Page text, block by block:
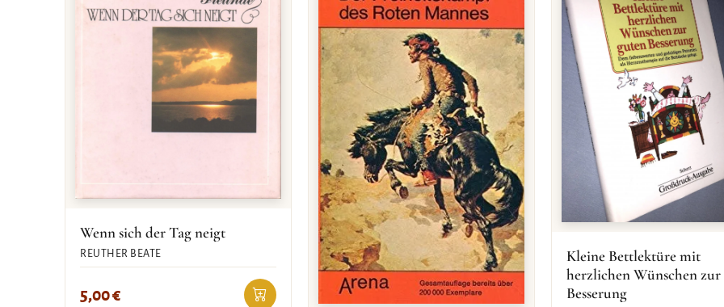
Wenn sich der Tag neigt
REUTHER BEATE
5,00€
Kleine Bettlektüre mit
herzlichen Wünschen
Besserung